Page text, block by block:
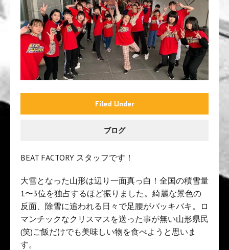
Filed Under
ブログ
BEAT FACTORY スタッフです！
大雪となった山形は辺り一面真っ白！全国の積雪量
1〜3位を独占するほど振りました。綺麗な景色の
反面、除雪に追われる日々で足腰がバッキバキ。ロ
マンチックなクリスマスを送った事が無い山形県民
(笑)ご飯だけでも美味しい物を食べようと思いま
す。